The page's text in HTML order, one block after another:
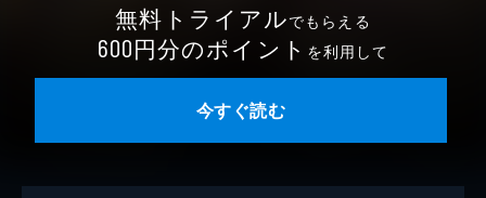
無料トライアルでもらえる
600円分のポイント を利用して
今すぐ読む